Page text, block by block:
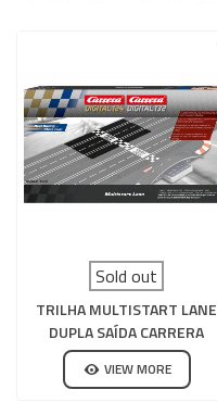
Sold out
TRILHA MULTISTART LANE
DUPLA SAÍDA CARRERA
DIGITAL 132-124
VIEW MORE